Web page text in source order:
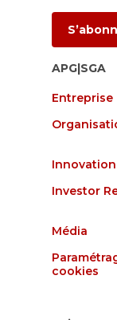
APG|SGA
Entreprise
Investor
Média
cookies